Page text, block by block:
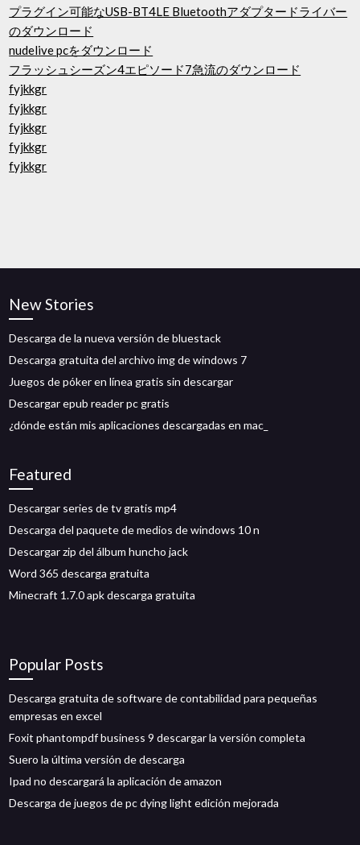
プラグイン可能なUSB-BT4LE Bluetoothアダプタードライバー
のダウンロード
nudelive pcをダウンロード
フラッシュシーズン4エピソード7急流のダウンロード
fyjkkgr
fyjkkgr
fyjkkgr
fyjkkgr
fyjkkgr
New Stories
Descarga de la nueva versión de bluestack
Descarga gratuita del archivo img de windows 7
Juegos de póker en línea gratis sin descargar
Descargar epub reader pc gratis
¿dónde están mis aplicaciones descargadas en mac_
Featured
Descargar series de tv gratis mp4
Descarga del paquete de medios de windows 10 n
Descargar zip del álbum huncho jack
Word 365 descarga gratuita
Minecraft 1.7.0 apk descarga gratuita
Popular Posts
Descarga gratuita de software de contabilidad para pequeñas
empresas en excel
Foxit phantompdf business 9 descargar la versión completa
Suero la última versión de descarga
Ipad no descargará la aplicación de amazon
Descarga de juegos de pc dying light edición mejorada